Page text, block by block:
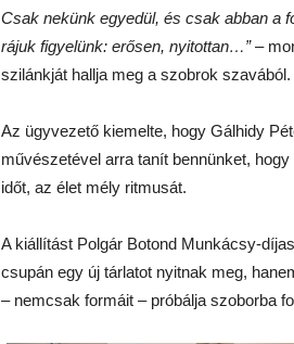
Csak nekünk egyedül, és csak abban a
rájuk figyelünk: erősen, nyitottan…”–
szilánkját hallja meg a szobrok szavából.
Az ügyvezető kiemelte, hogy Gálhidy
művészetével arra tanít bennünket,
időt, az élet mély ritmusát.
A kiállítást Polgár Botond Munkácsy-
csupán egy új tárlatot nyitnak meg,
– nemcsak formáit – próbálja szoborba